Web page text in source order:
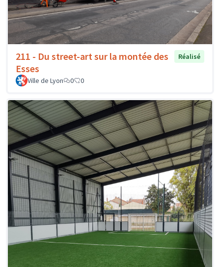
211 - Du street-art sur la montée des
Esses
Réalisé
Ville de Lyon 0 0